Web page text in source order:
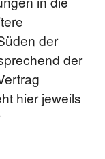
der
der
hier jeweils